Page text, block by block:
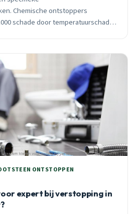
Chemische ontstoppers
schade door temperatuurschade.
ONTSTOPPEN
expert bij verstopping in